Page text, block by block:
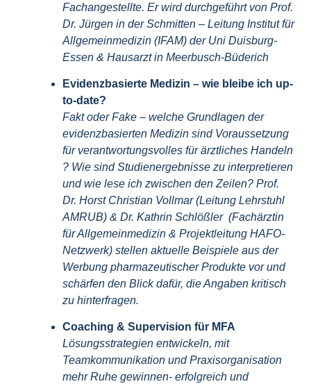
Fachangestellte. Er wird durchgeführt von Prof.
Dr. Jürgen in der Schmitten – Leitung Institut für
Allgemeinmedizin (IFAM) der Uni Duisburg-
Essen & Hausarzt in Meerbusch-Büderich
Evidenzbasierte Medizin – wie bleibe ich up-
to-date?
Fakt oder Fake – welche Grundlagen der
evidenzbasierten Medizin sind Voraussetzung
für verantwortungsvolles für ärztliches Handeln
? Wie sind Studienergebnisse zu interpretieren
und wie lese ich zwischen den Zeilen? Prof.
Dr. Horst Christian Vollmar (Leitung Lehrstuhl
AMRUB) & Dr. Kathrin Schlößler (Fachärztin
für Allgemeinmedizin & Projektleitung HAFO-
Netzwerk) stellen aktuelle Beispiele aus der
Werbung pharmazeutischer Produkte vor und
schärfen den Blick dafür, die Angaben kritisch
zu hinterfragen.
Coaching & Supervision für MFA
Lösungsstrategien entwickeln, mit
Teamkommunikation und Praxisorganisation
mehr Ruhe gewinnen- erfolgreich und